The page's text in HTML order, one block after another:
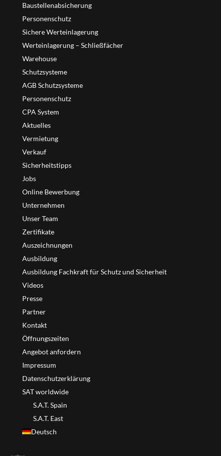
Baustellenabsicherung
Personenschutz
Sichere Werteinlagerung
Werteinlagerung – Schließfächer
Warehouse
Schutzsysteme
AGB Schutzsysteme
Personenschutz
CPA System
Aktuelles
Vermietung
Verkauf
Sicherheitstipps
Jobs
Online Bewerbung
Unternehmen
Unser Team
Zertifikate
Auszeichnungen
Ausbildung
Ausbildung Fachkraft für Schutz und Sicherheit
Videos
Presse
Partner
Kontakt
Öffnungszeiten
Angebot anfordern
Impressum
Datenschutzerklärung
SAT worldwide
S.A.T. Spain
S.A.T. East
Deutsch